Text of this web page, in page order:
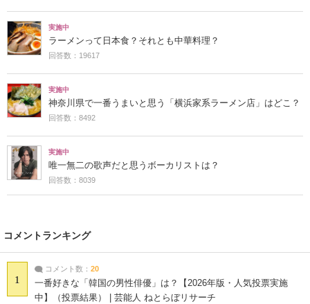
実施中
ラーメンって日本食？それとも中華料理？
回答数：19617
実施中
神奈川県で一番うまいと思う「横浜家系ラーメン店」はどこ？
回答数：8492
実施中
唯一無二の歌声だと思うボーカリストは？
回答数：8039
コメントランキング
1
コメント数： 20
一番好きな「韓国の男性俳優」は？【2026年版・人気投票実施
中】（投票結果） | 芸能人 ねとらぼリサーチ